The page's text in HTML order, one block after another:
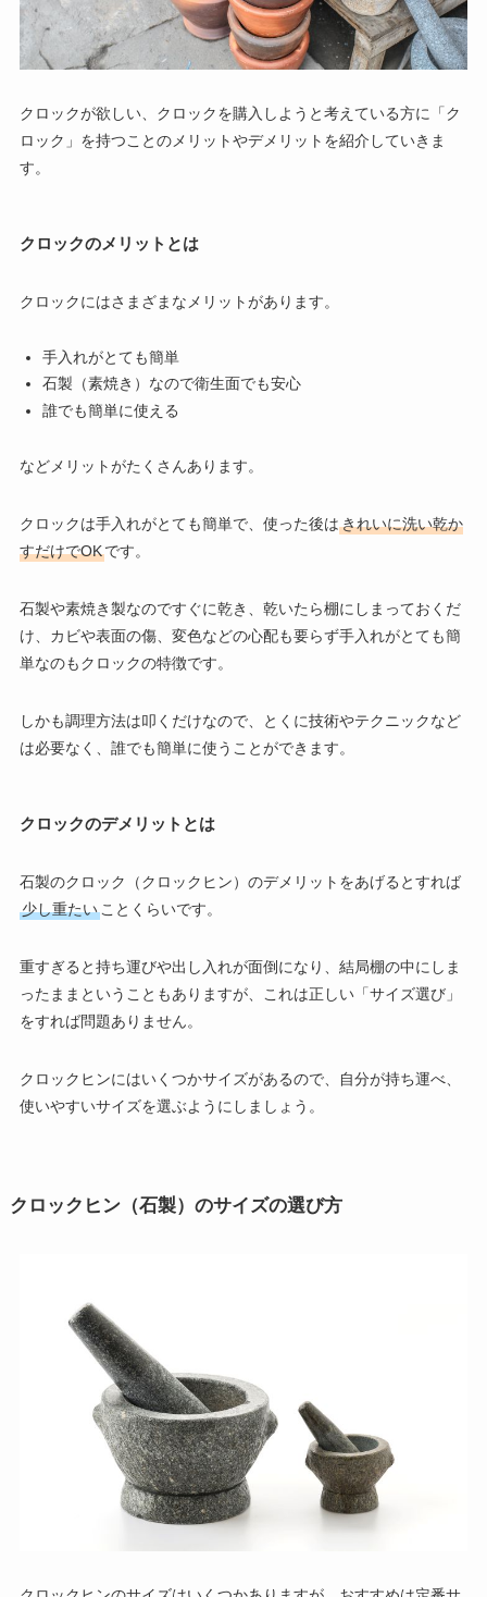
クロックが欲しい、クロックを購入しようと考えている方に「ク
ロック」を持つことのメリットやデメリットを紹介していきま
す。
クロックのメリットとは
クロックにはさまざまなメリットがあります。
手入れがとても簡単
石製（素焼き）なので衛生面でも安心
誰でも簡単に使える
などメリットがたくさんあります。
クロックは手入れがとても簡単で、使った後はきれいに洗い乾か
すだけでOKです。
石製や素焼き製なのですぐに乾き、乾いたら棚にしまっておくだ
け、カビや表面の傷、変色などの心配も要らず手入れがとても簡
単なのもクロックの特徴です。
しかも調理方法は叩くだけなので、とくに技術やテクニックなど
は必要なく、誰でも簡単に使うことができます。
クロックのデメリットとは
石製のクロック（クロックヒン）のデメリットをあげるとすれば
少し重たいことくらいです。
重すぎると持ち運びや出し入れが面倒になり、結局棚の中にしま
ったままということもありますが、これは正しい「サイズ選び」
をすれば問題ありません。
クロックヒンにはいくつかサイズがあるので、自分が持ち運べ、
使いやすいサイズを選ぶようにしましょう。
クロックヒン（石製）のサイズの選び方